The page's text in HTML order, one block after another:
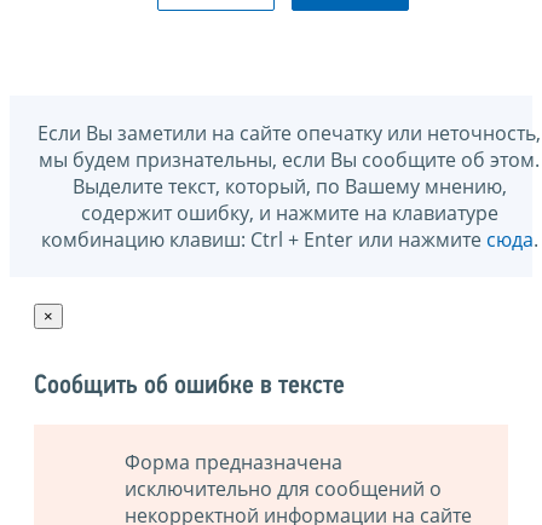
Если Вы заметили на сайте опечатку или неточность,
мы будем признательны, если Вы сообщите об этом.
Выделите текст, который, по Вашему мнению,
содержит ошибку, и нажмите на клавиатуре
комбинацию клавиш: Ctrl + Enter или нажмите сюда.
×
Сообщить об ошибке в тексте
Форма предназначена
исключительно для сообщений о
некорректной информации на сайте